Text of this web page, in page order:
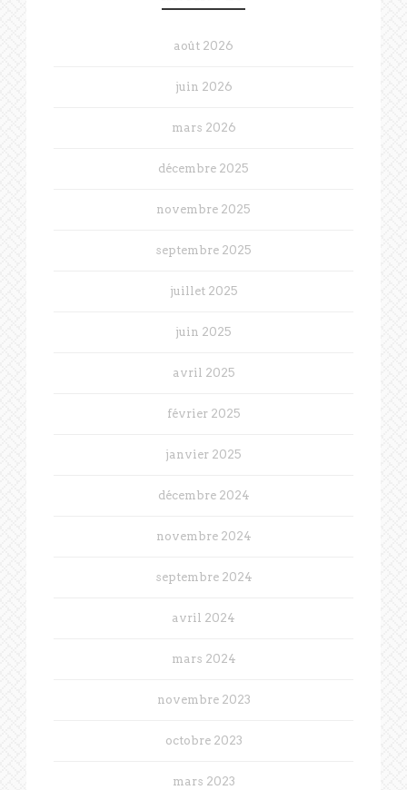
août 2026
juin 2026
mars 2026
décembre 2025
novembre 2025
septembre 2025
juillet 2025
juin 2025
avril 2025
février 2025
janvier 2025
décembre 2024
novembre 2024
septembre 2024
avril 2024
mars 2024
novembre 2023
octobre 2023
mars 2023